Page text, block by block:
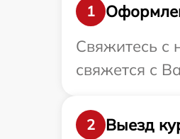
1
Свяжитесь с
свяжется с
2
Выезд